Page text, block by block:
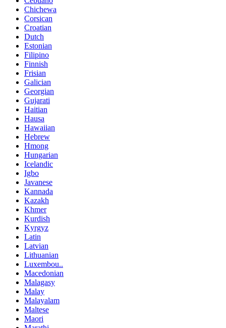
Chichewa
Corsican
Croatian
Dutch
Estonian
Filipino
Finnish
Frisian
Galician
Georgian
Gujarati
Haitian
Hausa
Hawaiian
Hebrew
Hmong
Hungarian
Icelandic
Igbo
Javanese
Kannada
Kazakh
Khmer
Kurdish
Kyrgyz
Latin
Latvian
Lithuanian
Luxembou..
Macedonian
Malagasy
Malay
Malayalam
Maltese
Maori